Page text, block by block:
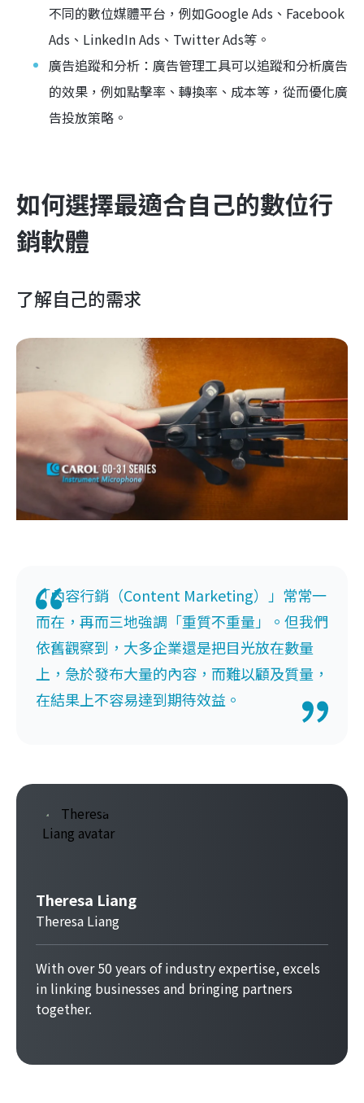
不同的數位媒體平台，例如Google Ads、Facebook
Ads、LinkedIn Ads、Twitter Ads等。
廣告追蹤和分析：廣告管理工具可以追蹤和分析廣告
的效果，例如點擊率、轉換率、成本等，從而優化廣
告投放策略。
如何選擇最適合自己的數位行
銷軟體
了解自己的需求
「內容行銷（Content Marketing）」常常一
而在，再而三地強調「重質不重量」。但我們
依舊觀察到，大多企業還是把目光放在數量
上，急於發布大量的內容，而難以顧及質量，
在結果上不容易達到期待效益。
Theresa Liang
Theresa Liang
With over 50 years of industry expertise, excels
in linking businesses and bringing partners
together.